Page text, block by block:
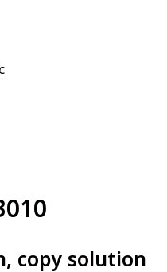
copy solution